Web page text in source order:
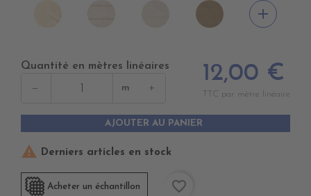
DD4010
DD4030
CANVAS
DD4040
BEIGE
add
Quantité en mètres linéaires
− m +
12,00 €
TTC par mètre linéaire
AJOUTER AU PANIER
 Derniers articles en stock
Acheter un échantillon favorite_border